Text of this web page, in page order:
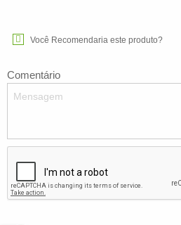
Você Recomendaria este produto?
Comentário